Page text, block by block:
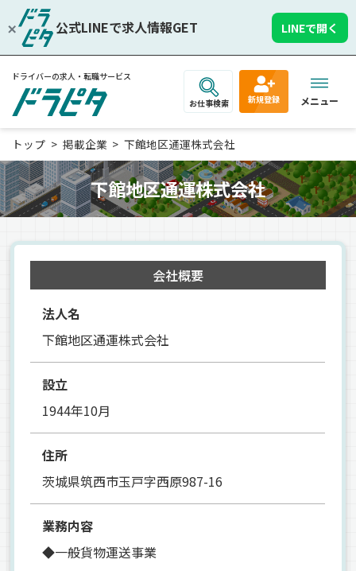
公式LINEで求人情報GET LINEで開く
ドライバーの求人・転職サービス
お仕事検索 新規登録 メニュー
トップ 掲載企業 下館地区通運株式会社
下館地区通運株式会社
会社概要
法人名
下館地区通運株式会社
設立
1944年10月
住所
茨城県筑西市玉戸字西原987-16
業務内容
◆一般貨物運送事業